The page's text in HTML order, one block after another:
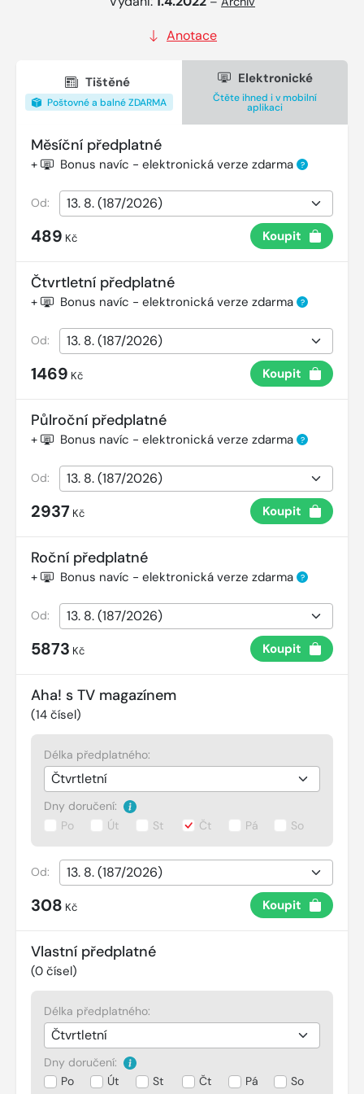
Anotace
Tištěné
Poštovné a balné ZDARMA
Elektronické
Čtěte ihned i v mobilní
aplikaci
Měsíční předplatné
+ Bonus navíc - elektronická verze zdarma ?
Od:
489 Kč Koupit
Čtvrtletní předplatné
+ Bonus navíc - elektronická verze zdarma ?
Od:
1469 Kč Koupit
Půlroční předplatné
+ Bonus navíc - elektronická verze zdarma ?
Od:
2937 Kč Koupit
Roční předplatné
+ Bonus navíc - elektronická verze zdarma ?
Od:
5873 Kč Koupit
Aha! s TV magazínem
(14 čísel)
Délka předplatného:
Dny doručení:
Po
Út St Čt Pá So
Od:
308 Kč Koupit
Vlastní předplatné
(0 čísel)
Délka předplatného:
Dny doručení:
Po
Út St Čt Pá So